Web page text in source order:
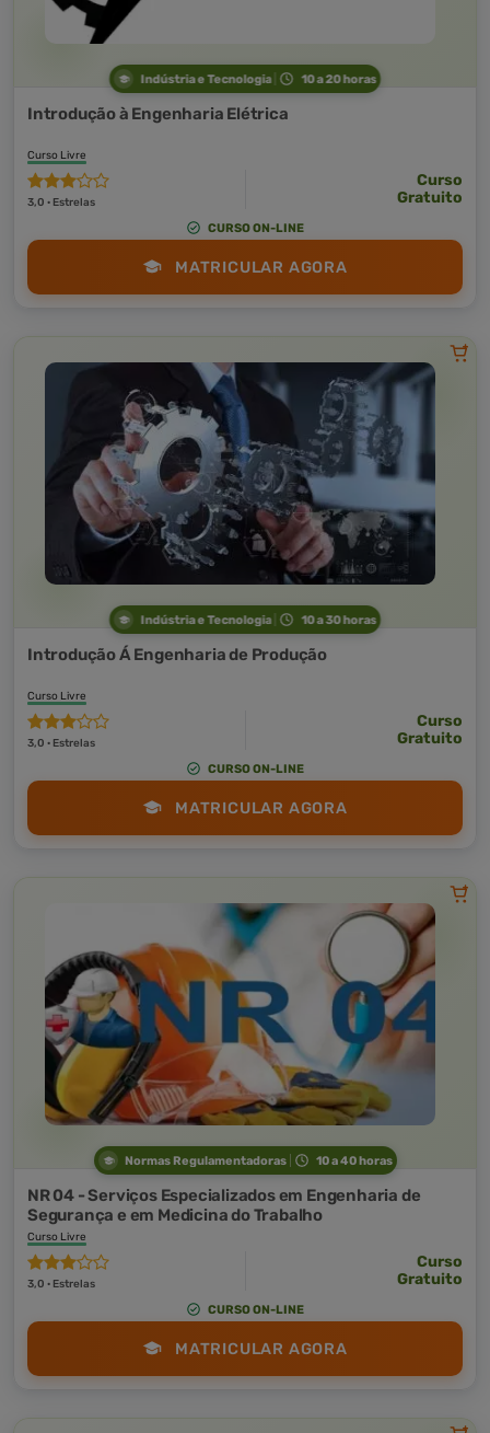
Indústria e Tecnologia 10 a 20 horas
Introdução à Engenharia Elétrica
Curso Livre
3,0 · Estrelas
Curso
Gratuito
CURSO ON-LINE
MATRICULAR AGORA
Indústria e Tecnologia 10 a 30 horas
Introdução Á Engenharia de Produção
Curso Livre
3,0 · Estrelas
Curso
Gratuito
CURSO ON-LINE
MATRICULAR AGORA
Normas Regulamentadoras 10 a 40 horas
NR 04 - Serviços Especializados em Engenharia de
Segurança e em Medicina do Trabalho
Curso Livre
3,0 · Estrelas
Curso
Gratuito
CURSO ON-LINE
MATRICULAR AGORA